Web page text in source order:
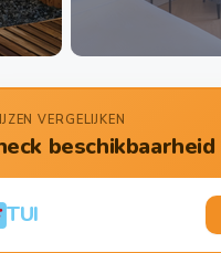
VERGELIJKEN
beschikbaarheid
TUI